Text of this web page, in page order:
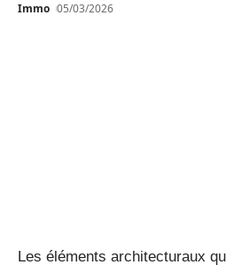
Immo 05/03/2026
Les éléments architecturaux